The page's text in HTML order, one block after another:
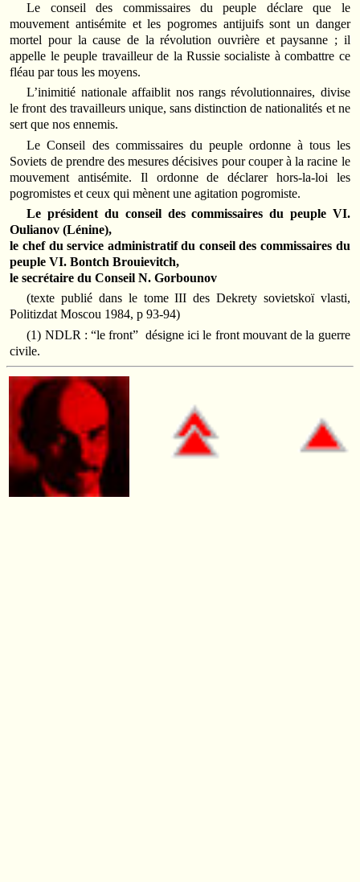
Le conseil des commissaires du peuple déclare que le
mouvement antisémite et les pogromes antijuifs sont un danger
mortel pour la cause de la révolution ouvrière et paysanne ; il
appelle le peuple travailleur de la Russie socialiste à combattre ce
fléau par tous les moyens.
L’inimitié nationale affaiblit nos rangs révolutionnaires, divise
le front des travailleurs unique, sans distinction de nationalités et ne
sert que nos ennemis.
Le Conseil des commissaires du peuple ordonne à tous les
Soviets de prendre des mesures décisives pour couper à la racine le
mouvement antisémite. Il ordonne de déclarer hors-la-loi les
pogromistes et ceux qui mènent une agitation pogromiste.
Le président du conseil des commissaires du peuple VI.
Oulianov (Lénine),
le chef du service administratif du conseil des commissaires du
peuple VI. Bontch Brouievitch,
le secrétaire du Conseil N. Gorbounov
(texte publié dans le tome III des Dekrety sovietskoï vlasti,
Politizdat Moscou 1984, p 93-94)
(1) NDLR : “le front” désigne ici le front mouvant de la guerre
civile.